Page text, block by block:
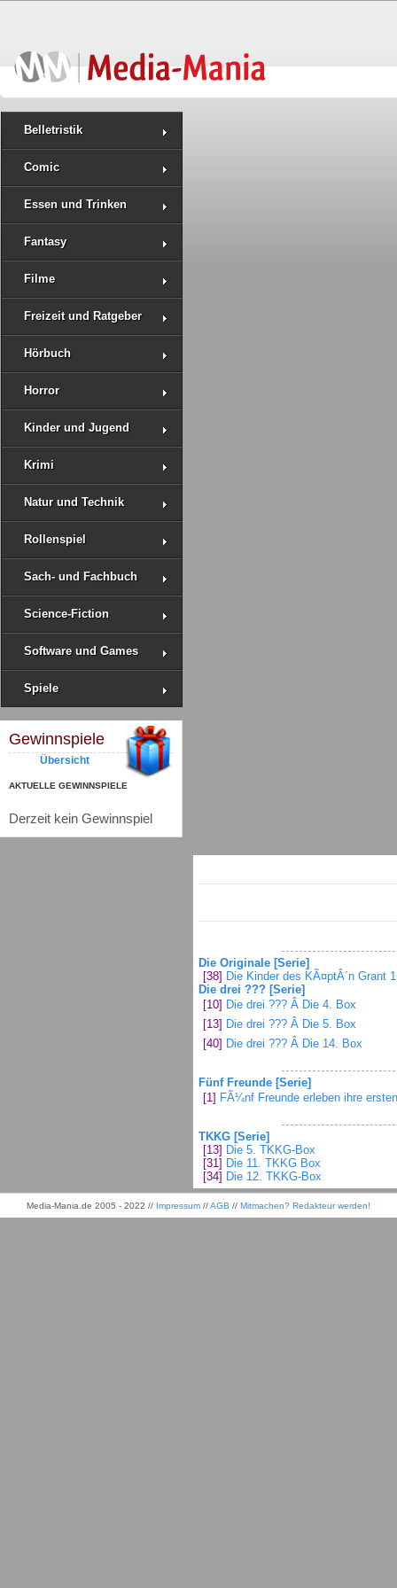
Belletristik
Comic
Essen und Trinken
Fantasy
Filme
Freizeit und Ratgeber
Hörbuch
Horror
Kinder und Jugend
Krimi
Natur und Technik
Rollenspiel
Sach- und Fachbuch
Science-Fiction
Software und Games
Spiele
Gewinnspiele
Übersicht
AKTUELLE GEWINNSPIELE
Derzeit kein Gewinnspiel
Die Originale [Serie]
[38] Die Kinder des KÃ¤ptÂ´n Grant
Die drei ??? [Serie]
[10] Die drei ??? Â Die 4. Box
[13] Die drei ??? Â Die 5. Box
[40] Die drei ??? Â Die 14. Box
Fünf Freunde [Serie]
[1] FÃ¼nf Freunde erleben ihre
TKKG [Serie]
[13] Die 5. TKKG-Box
[31] Die 11. TKKG Box
[34] Die 12. TKKG-Box
Media-Mania.de 2005 - 2022 // Impressum //AGB // Mitmachen? Redakteur werden!